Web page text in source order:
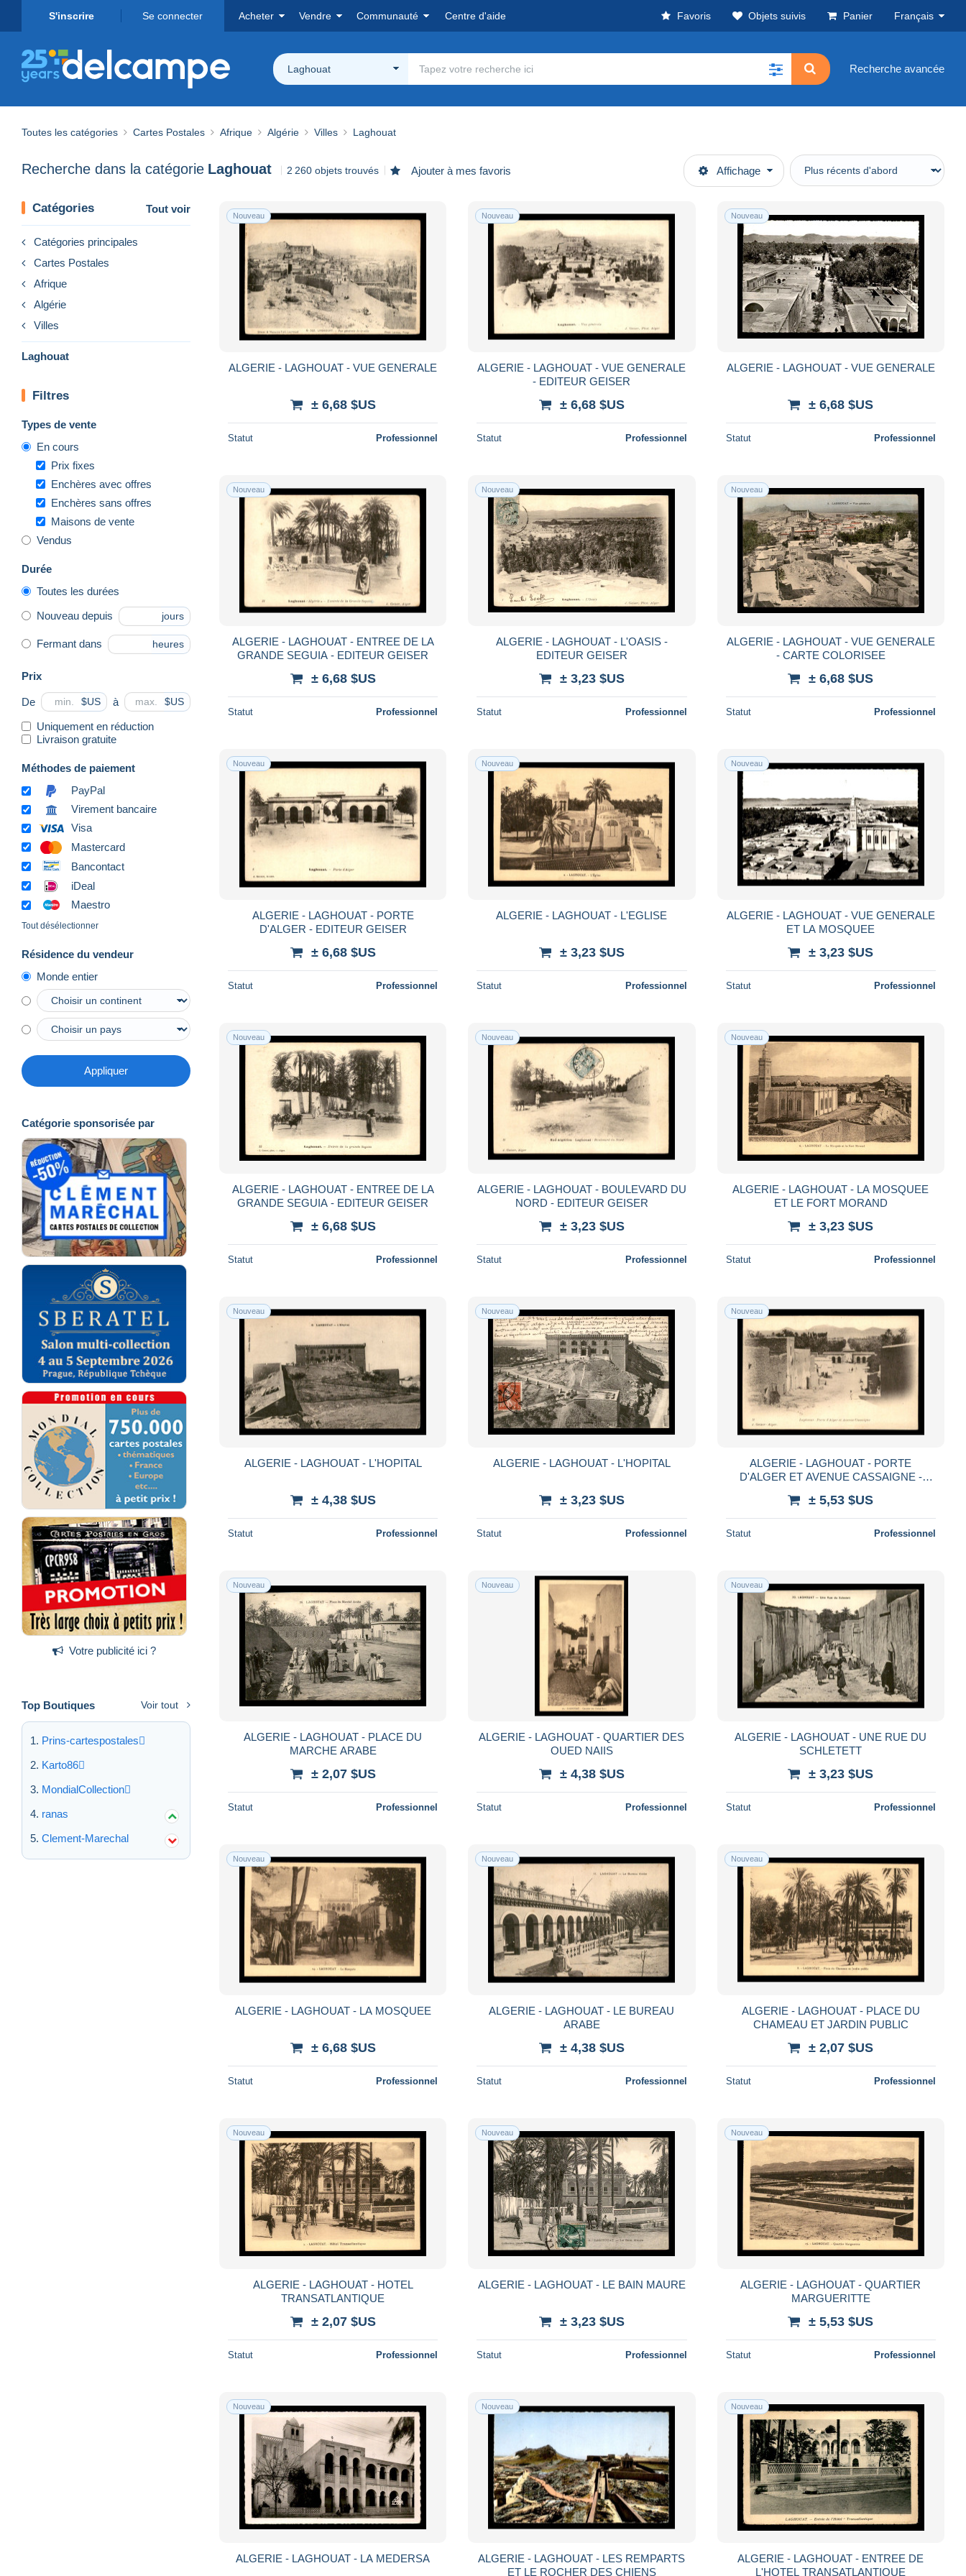
S'inscrire Se connecter Acheter Vendre Communauté Centre d'aide Favoris Objets suivis Panier Français
Laghouat Recherche avancée
Toutes les catégories Cartes Postales Afrique Algérie Villes Laghouat
Recherche dans la catégorie Laghouat 2 260 objets trouvés Ajouter à mes favoris Affichage
Catégories Tout voir
Catégories principales
Cartes Postales
Afrique
Algérie
Villes
Laghouat
Filtres
Types de vente
En cours
Prix fixes
Enchères avec offres
Enchères sans offres
Maisons de vente
Vendus
Durée
Toutes les durées
Nouveau depuis jours
Fermant dans heures
Prix
De $US à $US
Uniquement en réduction
Livraison gratuite
Méthodes de paiement
PayPal
Virement bancaire
Visa
Mastercard
Bancontact
iDeal
Maestro
Tout désélectionner
Résidence du vendeur
Monde entier
Appliquer
Catégorie sponsorisée par
Votre publicité ici ?
Top Boutiques Voir tout
Prins-cartespostales
Karto86
MondialCollection
ranas
Clement-Marechal
Nouveau
ALGERIE - LAGHOUAT - VUE GENERALE
± 6,68 $US
Statut Professionnel
Nouveau
ALGERIE - LAGHOUAT - VUE GENERALE
- EDITEUR GEISER
± 6,68 $US
Statut Professionnel
Nouveau
ALGERIE - LAGHOUAT - VUE GENERALE
± 6,68 $US
Statut Professionnel
Nouveau
ALGERIE - LAGHOUAT - ENTREE DE LA
GRANDE SEGUIA - EDITEUR GEISER
± 6,68 $US
Statut Professionnel
Nouveau
ALGERIE - LAGHOUAT - L'OASIS -
EDITEUR GEISER
± 3,23 $US
Statut Professionnel
Nouveau
ALGERIE - LAGHOUAT - VUE GENERALE
- CARTE COLORISEE
± 6,68 $US
Statut Professionnel
Nouveau
ALGERIE - LAGHOUAT - PORTE
D'ALGER - EDITEUR GEISER
± 6,68 $US
Statut Professionnel
Nouveau
ALGERIE - LAGHOUAT - L'EGLISE
± 3,23 $US
Statut Professionnel
Nouveau
ALGERIE - LAGHOUAT - VUE GENERALE
ET LA MOSQUEE
± 3,23 $US
Statut Professionnel
Nouveau
ALGERIE - LAGHOUAT - ENTREE DE LA
GRANDE SEGUIA - EDITEUR GEISER
± 6,68 $US
Statut Professionnel
Nouveau
ALGERIE - LAGHOUAT - BOULEVARD DU
NORD - EDITEUR GEISER
± 3,23 $US
Statut Professionnel
Nouveau
ALGERIE - LAGHOUAT - LA MOSQUEE
ET LE FORT MORAND
± 3,23 $US
Statut Professionnel
Nouveau
ALGERIE - LAGHOUAT - L'HOPITAL
± 4,38 $US
Statut Professionnel
Nouveau
ALGERIE - LAGHOUAT - L'HOPITAL
± 3,23 $US
Statut Professionnel
Nouveau
ALGERIE - LAGHOUAT - PORTE
D'ALGER ET AVENUE CASSAIGNE -
± 5,53 $US
Statut Professionnel
Nouveau
ALGERIE - LAGHOUAT - PLACE DU
MARCHE ARABE
± 2,07 $US
Statut Professionnel
Nouveau
ALGERIE - LAGHOUAT - QUARTIER DES
OUED NAIIS
± 4,38 $US
Statut Professionnel
Nouveau
ALGERIE - LAGHOUAT - UNE RUE DU
SCHLETETT
± 3,23 $US
Statut Professionnel
Nouveau
ALGERIE - LAGHOUAT - LA MOSQUEE
± 6,68 $US
Statut Professionnel
Nouveau
ALGERIE - LAGHOUAT - LE BUREAU
ARABE
± 4,38 $US
Statut Professionnel
Nouveau
ALGERIE - LAGHOUAT - PLACE DU
CHAMEAU ET JARDIN PUBLIC
± 2,07 $US
Statut Professionnel
Nouveau
ALGERIE - LAGHOUAT - HOTEL
TRANSATLANTIQUE
± 2,07 $US
Statut Professionnel
Nouveau
ALGERIE - LAGHOUAT - LE BAIN MAURE
± 3,23 $US
Statut Professionnel
Nouveau
ALGERIE - LAGHOUAT - QUARTIER
MARGUERITTE
± 5,53 $US
Statut Professionnel
Nouveau
ALGERIE - LAGHOUAT - LA MEDERSA
Nouveau
ALGERIE - LAGHOUAT - LES REMPARTS
ET LE ROCHER DES CHIENS
Nouveau
ALGERIE - LAGHOUAT - ENTREE DE
L'HOTEL TRANSATLANTIQUE